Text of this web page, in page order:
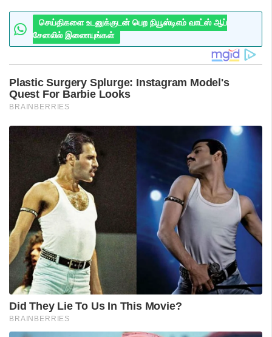
செய்திகளை உடனுக்குடன் பெற நியூஸ்டிஎம் வாட்ஸ் ஆப்
சேனலில் இணையுங்கள்